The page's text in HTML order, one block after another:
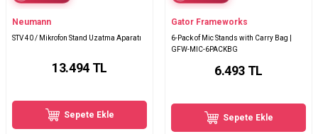
Neumann
STV 40 / Mikrofon Stand Uzatma Aparatı
13.494TL
Sepete Ekle
Gator Frameworks
6-Pack of Mic Stands with Carry Bag |
GFW-MIC-6PACKBG
6.493 TL
Sepete Ekle